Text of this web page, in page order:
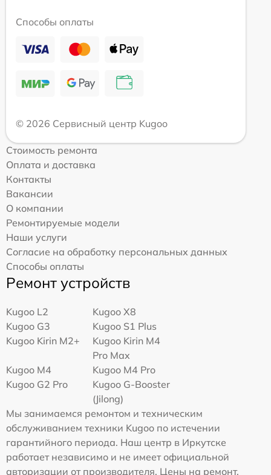
Способы оплаты
© 2026 Сервисный центр Kugoo
Стоимость ремонта
Оплата и доставка
Контакты
Вакансии
О компании
Ремонтируемые модели
Наши услуги
Согласие на обработку персональных данных
Способы оплаты
Ремонт устройств
Kugoo L2
Kugoo X8
Kugoo G3
Kugoo S1 Plus
Kugoo Kirin M2+
Kugoo Kirin M4
Pro Max
Kugoo M4
Kugoo M4 Pro
Kugoo G2 Pro
Kugoo G-Booster
(Jilong)
Мы занимаемся ремонтом и техническим
обслуживанием техники Kugoo по истечении
гарантийного периода. Наш центр в Иркутске
работает независимо и не имеет официальной
авторизации от производителя. Цены на ремонт,